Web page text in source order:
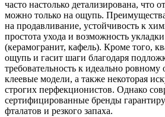
часто настолько детализирована, что
можно только на ощупь.
на продавливание, устойчивость к
простота ухода и возможность
(керамогранит, кафель). Кроме того,
ощупь и гасит шаги благодаря
требовательность к идеально
клеевые модели, а также некоторая
строгих перфекционистов. Однако
сертифицированные бренды
фталатов и резкого запаха.